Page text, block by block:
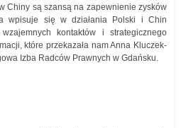
Chiny są szansą na zapewnienie zysków
wpisuje się w działania Polski i Chin
kontaktów i strategicznego
które przekazała nam Anna Kluczek-
Izba Radców Prawnych w Gdańsku.